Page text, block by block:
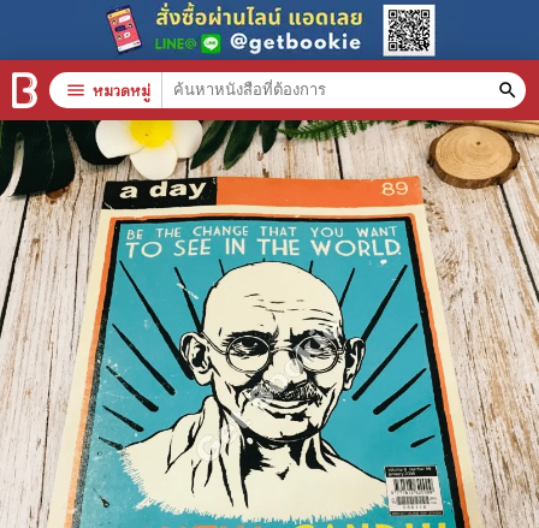
menu หมวดหมู่ search
หมวดหมู่สินค้า clear
หนังสือทั้งหมด
stars สินค้าใช้เฉพาะแต้มเท่านั้น
📚 หนังสือทั่วไป
🦄 วรรณกรรม นิยาย เรื่องสั้น
🎓 การศึกษา
😼 หนังสือการ์ตูน